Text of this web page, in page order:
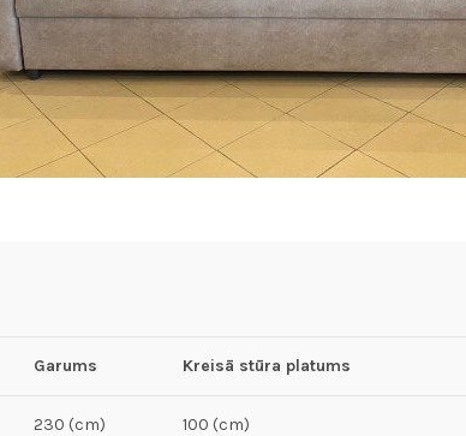
Garums Kreisā stūra platums
230 (cm) 100 (cm)